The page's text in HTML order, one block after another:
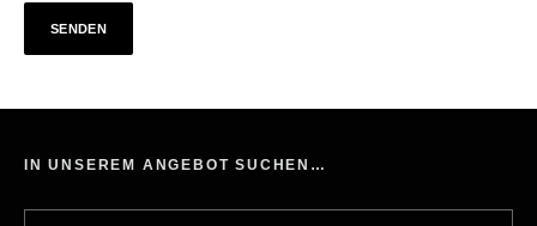
IN UNSEREM ANGEBOT SUCHEN…